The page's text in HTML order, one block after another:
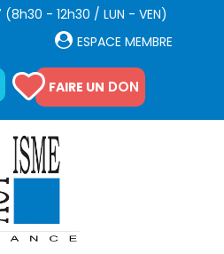
- 12h30 / LUN - VEN)
ESPACE MEMBRE
FAIRE UN DON